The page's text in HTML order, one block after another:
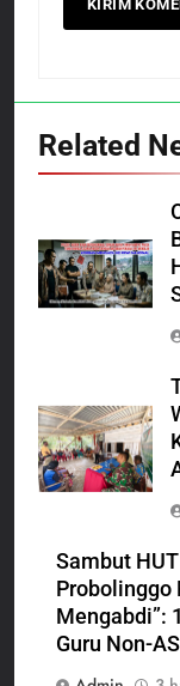
Related
Sambut
Probolinggo
Mengabdi”:
Guru Non-